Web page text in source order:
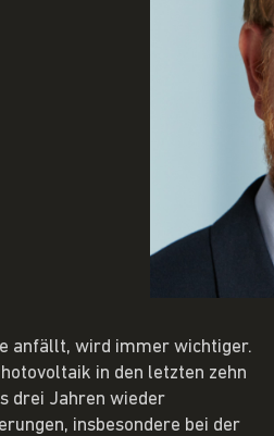
anfällt, wird immer wichtiger.
in den letzten zehn
drei Jahren wieder
insbesondere bei der